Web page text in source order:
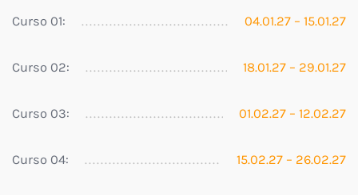
Curso 01: 04.01.27 – 15.01.27
Curso 02: 18.01.27 – 29.01.27
Curso 03: 01.02.27 – 12.02.27
Curso 04: 15.02.27 – 26.02.27